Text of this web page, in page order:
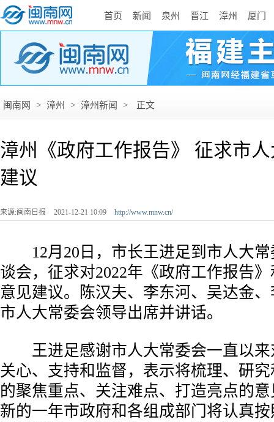
首页 新闻 泉州 晋江 漳州 厦门
闽南网 > 漳州 > 漳州新闻 > 正文
漳州《政府工作报告》 征求市
建议
来源:闽南日报 2021-12-21 10:09 http://www.mnw.cn/
12月20日，市长王进足到市人大常
谈会，征求对2022年《政府工作报告
意见建议。陈汉夫、李东河、吴达金
市人大常委会领导出席并讲话。
王进足感谢市人大常委会一直以来
关心、支持和监督，表示将梳理、研
的聚焦重点、关注难点、打造亮点的
新的一年市政府和各组成部门将认真